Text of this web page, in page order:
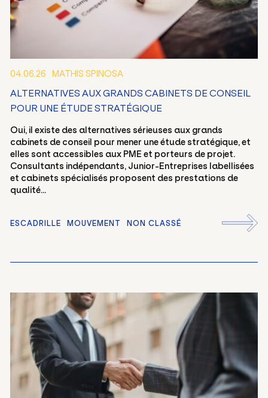
04.06.26 MATHIS SPINOSA
ALTERNATIVES AUX GRANDS CABINETS DE CONSEIL
POUR UNE ÉTUDE STRATÉGIQUE
Oui, il existe des alternatives sérieuses aux grands
cabinets de conseil pour mener une étude stratégique, et
elles sont accessibles aux PME et porteurs de projet.
Consultants indépendants, Junior-Entreprises labellisées
et cabinets spécialisés proposent des prestations de
qualité...
ESCADRILLE MOUVEMENT NON CLASSÉ